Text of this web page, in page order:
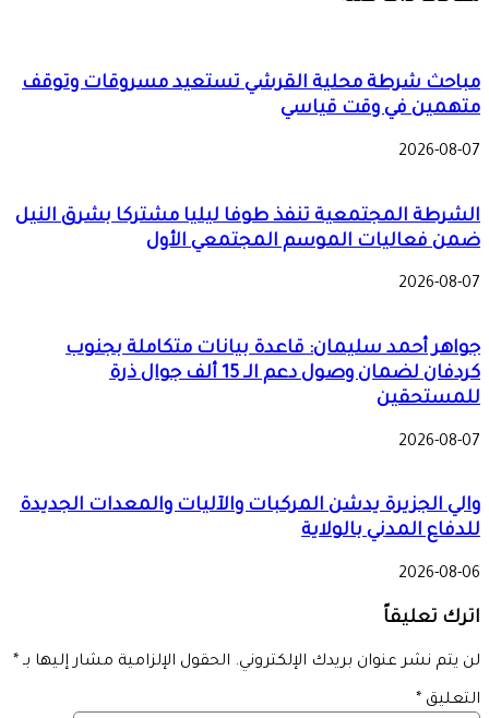
مباحث شرطة محلية القرشي تستعيد مسروقات وتوقف
متهمين في وقت قياسي
2026-08-07
الشرطة المجتمعية تنفذ طوفا ليليا مشتركا بشرق النيل
ضمن فعاليات الموسم المجتمعي الأول
2026-08-07
جواهر أحمد سليمان: قاعدة بيانات متكاملة بجنوب
كردفان لضمان وصول دعم الـ 15 ألف جوال ذرة
للمستحقين
2026-08-07
والي الجزيرة يدشن المركبات والآليات والمعدات الجديدة
للدفاع المدني بالولاية
2026-08-06
اترك تعليقاً
لن يتم نشر عنوان بريدك الإلكتروني. الحقول الإلزامية مشار إليها بـ *
التعليق *